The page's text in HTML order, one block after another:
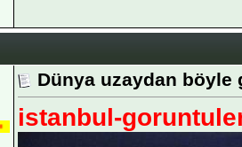
Dünya uzaydan böyle
istanbul-